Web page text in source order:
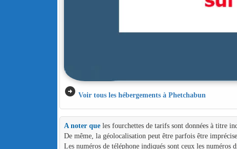
arrow_circle_right Voir tous les hébergements à Phetchabun
A noter queles fourchettes de tarifs sont données à titre
De même, la géolocalisation peut être parfois être
Les numéros de téléphone indiqués sont ceux les